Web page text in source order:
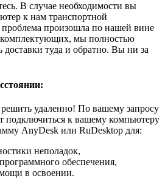
В случае необходимости вы
к нам транспортной
произошла по нашей вине
комплектующих, мы полностью
доставки туда и обратно. Вы ни за
удаленно! По вашему запросу
подключиться к вашему компьютеру
AnyDesk или RuDesktop для:
неполадок,
обеспечения,
в освоении.